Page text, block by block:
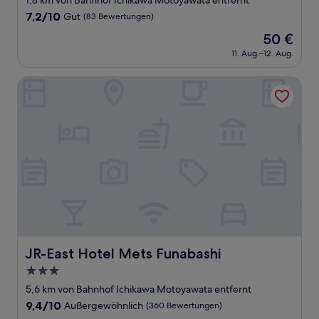
Unterkunft
7.2
Bewertungen)
7,2/10 Gut (83 Bewertungen)
Der
Preis
beträgt
50 €
11. Aug.–12. Aug.
JR-East Hotel Mets Funabashi
JR-East Hotel Mets Funabashi
3.0-
Sterne-
Unterkunft
5,6 km von Bahnhof Ichikawa Motoyawata entfernt
9.4
9,4/10 Außergewöhnlich (360 Bewertungen)